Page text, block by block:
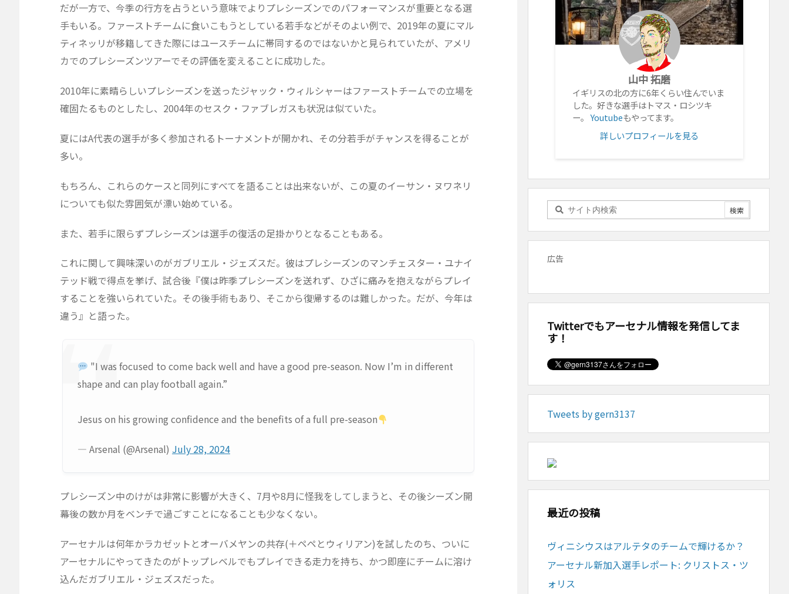
だが一方で、今季の行方を占うという意味でよりプレシーズンでのパフォーマンスが重要となる選
手もいる。ファーストチームに食いこもうとしている若手などがそのよい例で、2019年の夏にマル
ティネッリが移籍してきた際にはユースチームに帯同するのではないかと見られていたが、アメリ
カでのプレシーズンツアーでその評価を変えることに成功した。
2010年に素晴らしいプレシーズンを送ったジャック・ウィルシャーはファーストチームでの立場を
確固たるものとしたし、2004年のセスク・ファブレガスも状況は似ていた。
夏にはA代表の選手が多く参加されるトーナメントが開かれ、その分若手がチャンスを得ることが
多い。
もちろん、これらのケースと同列にすべてを語ることは出来ないが、この夏のイーサン・ヌワネリ
についても似た雰囲気が漂い始めている。
また、若手に限らずプレシーズンは選手の復活の足掛かりとなることもある。
これに関して興味深いのがガブリエル・ジェズスだ。彼はプレシーズンのマンチェスター・ユナイ
テッド戦で得点を挙げ、試合後『僕は昨季プレシーズンを送れず、ひざに痛みを抱えながらプレイ
することを強いられていた。その後手術もあり、そこから復帰するのは難しかった。だが、今年は
違う』と語った。
"I was focused to come back well and have a good pre-season. Now I’m in different
shape and can play football again.”
Jesus on his growing confidence and the benefits of a full pre-season
— Arsenal (@Arsenal) July 28, 2024
プレシーズン中のけがは非常に影響が大きく、7月や8月に怪我をしてしまうと、その後シーズン開
幕後の数か月をベンチで過ごすことになることも少なくない。
アーセナルは何年かラカゼットとオーバメヤンの共存(＋ペペとウィリアン)を試したのち、ついに
アーセナルにやってきたのがトップレベルでもプレイできる走力を持ち、かつ即座にチームに溶け
込んだガブリエル・ジェズスだった。
山中 拓磨
イギリスの北の方に6年くらい住んでいま
した。好きな選手はトマス・ロシツキ
ー。Youtubeもやってます。
詳しいプロフィールを見る
広告
Twitterでもアーセナル情報を発信してま
す！
Tweets by gern3137
最近の投稿
ヴィニシウスはアルテタのチームで輝けるか？
アーセナル新加入選手レポート: クリストス・ツ
ォリス